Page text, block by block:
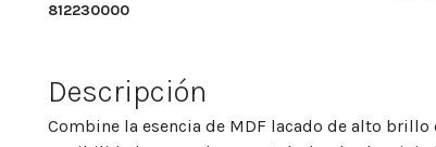
812230000
Descripción
Combine la esencia de MDF lacado de alto